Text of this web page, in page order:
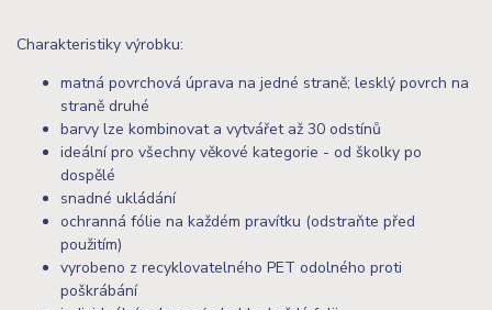
Charakteristiky výrobku:
matná povrchová úprava na jedné straně; lesklý povrch na
straně druhé
barvy lze kombinovat a vytvářet až 30 odstínů
ideální pro všechny věkové kategorie - od školky po
dospělé
snadné ukládání
ochranná fólie na každém pravítku (odstraňte před
použitím)
vyrobeno z recyklovatelného PET odolného proti
poškrábání